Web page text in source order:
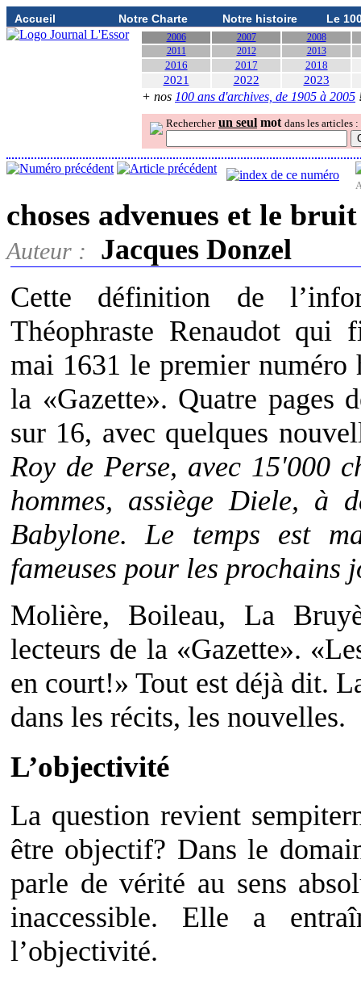
Accueil Notre Charte Notre histoire Le
2006 2007
2008
2011
2012 2013
2016 2017 2018
2021 2022 2023
+ nos 100 ans d'archives, de 1905 à 2005
Rechercher un seul mot dans les articles :
choses advenues et le
Auteur :
Jacques Donzel
Cette définition de
Théophraste Renaudot
mai 1631 le premier numéro
la «Gazette». Quatre pages
sur 16, avec quelques
Roy de Perse, avec 15'000
hommes, assiège Diele, à
Babylone. Le temps est
fameuses pour les prochains
Molière, Boileau, La
lecteurs de la «Gazette».
en court!» Tout est déjà dit.
dans les récits, les nouvelles.
L’objectivité
La question revient
être objectif? Dans le
parle de vérité au sens
inaccessible. Elle a
l’objectivité.